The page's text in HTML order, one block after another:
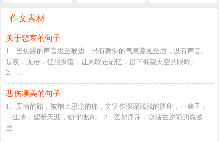
作文素材
关于悲哀的句子
1、当焦躁的声音发至喉边，只有微弱的气息蔓延至唇，没有声音。
是夜，无语，任泪滑落，让风吹走记忆，留下仰望天空的眼眸。
2、...
悲伤凄美的句子
1、爱情的路，被铺上思念的痛，文字作深深浅浅的脚印，一辈子，
一生情，望断天涯，独守凄凉。 2、爱如浮萍，游荡在夕阳的微波
里...